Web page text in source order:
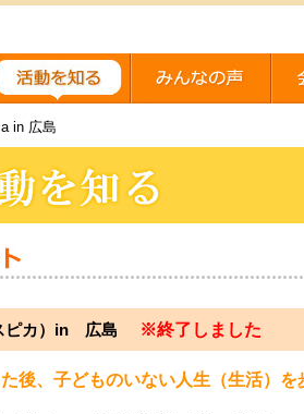
in 広島
ピカ）in 広島 ※終了しました
後、子どものいない人生（生活）を